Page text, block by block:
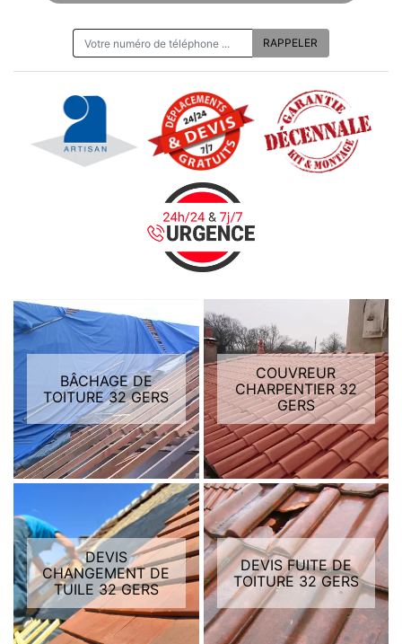
BÂCHAGE DE
TOITURE 32 GERS
COUVREUR
CHARPENTIER 32
GERS
DEVIS
CHANGEMENT DE
TUILE 32 GERS
DEVIS FUITE DE
TOITURE 32 GERS